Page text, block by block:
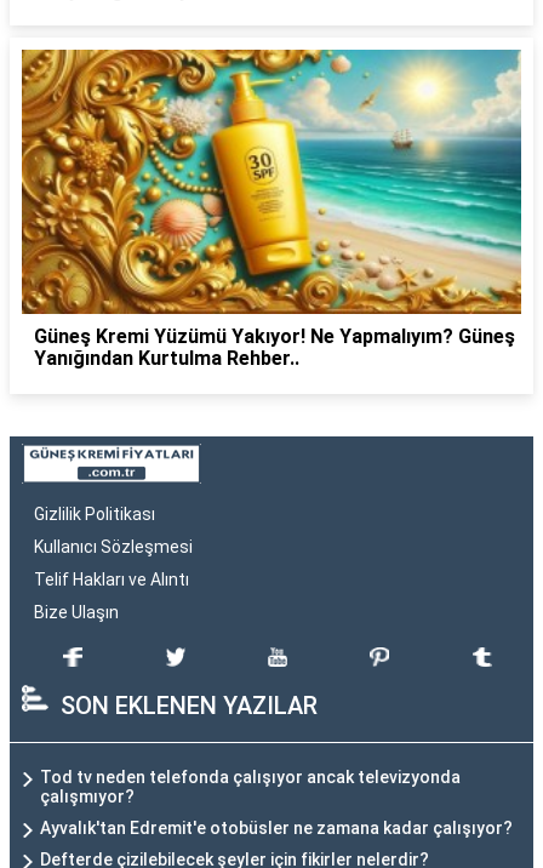
Güneş Kremi Yüzümü Yakıyor! Ne Yapmalıyım? Güneş
Yanığından Kurtulma Rehber..
Gizlilik Politikası
Kullanıcı Sözleşmesi
Telif Hakları ve Alıntı
Bize Ulaşın
SON EKLENEN YAZILAR
Tod tv neden telefonda çalışıyor ancak televizyonda
çalışmıyor?
Ayvalık'tan Edremit'e otobüsler ne zamana kadar çalışıyor?
Defterde çizilebilecek şeyler için fikirler nelerdir?